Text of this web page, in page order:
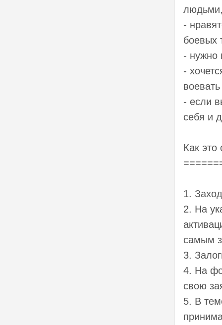
-
боевых
- нужно
-
- если
себя и
Как это
1.
2. На
самым
3.
4. На
свою
5. В